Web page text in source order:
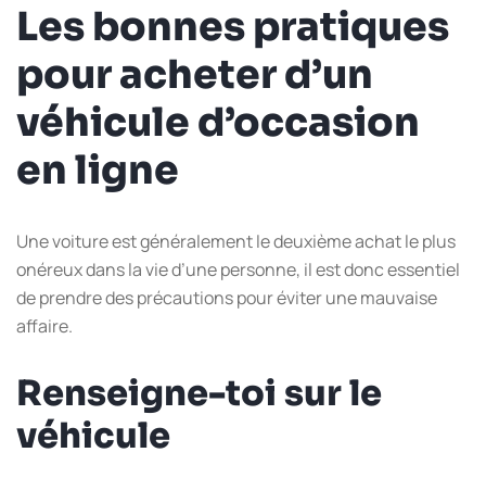
Les bonnes pratiques
pour acheter d’un
véhicule d’occasion
en ligne
Une voiture est généralement le deuxième achat le plus
onéreux dans la vie d’une personne, il est donc essentiel
de prendre des précautions pour éviter une mauvaise
affaire.
Renseigne-toi sur le
véhicule